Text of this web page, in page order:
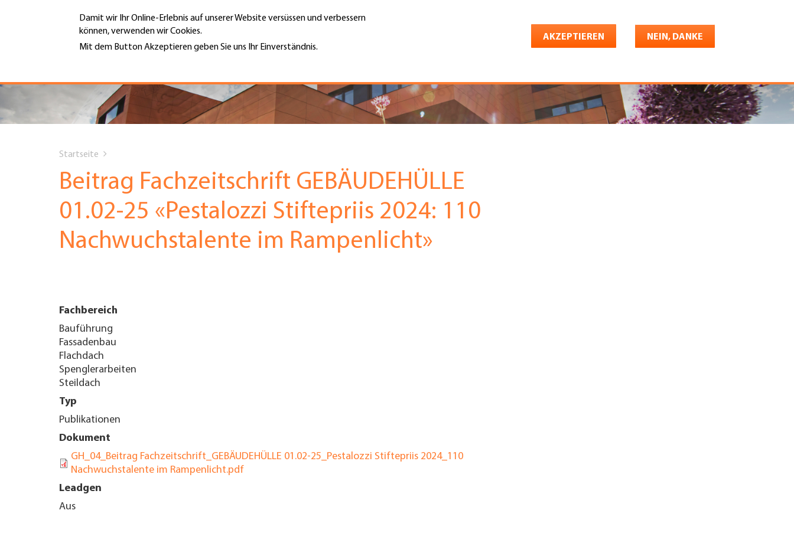
Damit wir Ihr Online-Erlebnis auf unserer Website versüssen und verbessern
können, verwenden wir Cookies.
Mit dem Button Akzeptieren geben Sie uns Ihr Einverständnis.
AKZEPTIEREN NEIN, DANKE
Hauptnavigation
PORTRÄT
DIENSTLEISTUNGEN
MITGLIEDSCHAFT
MENÜ
Top
Menu
Jobs & Karriere Shop Konto Deutsch
are
here
Startseite
Beitrag Fachzeitschrift GEBÄUDEHÜLLE
01.02-25 «Pestalozzi Stiftepriis 2024: 110
Nachwuchstalente im Rampenlicht»
Fachbereich
Bauführung
Fassadenbau
Flachdach
Spenglerarbeiten
Steildach
Typ
Publikationen
Dokument
GH_04_Beitrag Fachzeitschrift_GEBÄUDEHÜLLE 01.02-25_Pestalozzi Stiftepriis 2024_110
Nachwuchstalente im Rampenlicht.pdf
Leadgen
Aus